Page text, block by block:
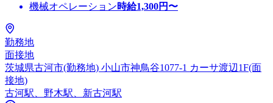
機械オペレーション時給1,300円〜
勤務地
面接地
茨城県古河市(勤務地) 小山市神鳥谷1077-1 カーサ渡辺1F(面
接地)
古河駅、野木駅、新古河駅